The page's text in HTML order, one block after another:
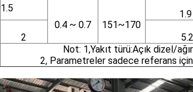
0.4 ~ 0.7 151~170
1.5
1.9
2 5.2
Not: 1,Yakıt türü:Açık dizel/
2, Parametreler sadece referans